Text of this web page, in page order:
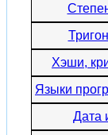
Хэши,
Языки
Дата